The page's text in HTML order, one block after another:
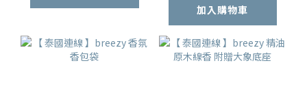
加入購物車